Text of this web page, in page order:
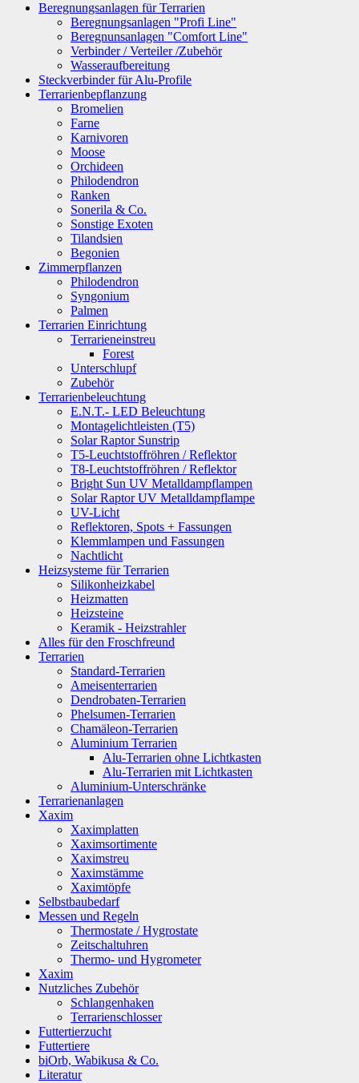
Beregnungsanlagen für Terrarien
Beregnungsanlagen "Profi Line"
Beregnunsanlagen "Comfort Line"
Verbinder / Verteiler /Zubehör
Wasseraufbereitung
Steckverbinder für Alu-Profile
Terrarienbepflanzung
Bromelien
Farne
Karnivoren
Moose
Orchideen
Philodendron
Ranken
Sonerila & Co.
Sonstige Exoten
Tilandsien
Begonien
Zimmerpflanzen
Philodendron
Syngonium
Palmen
Terrarien Einrichtung
Terrarieneinstreu
Forest
Unterschlupf
Zubehör
Terrarienbeleuchtung
E.N.T.- LED Beleuchtung
Montagelichtleisten (T5)
Solar Raptor Sunstrip
T5-Leuchtstoffröhren / Reflektor
T8-Leuchtstoffröhren / Reflektor
Bright Sun UV Metalldampflampen
Solar Raptor UV Metalldampflampe
UV-Licht
Reflektoren, Spots + Fassungen
Klemmlampen und Fassungen
Nachtlicht
Heizsysteme für Terrarien
Silikonheizkabel
Heizmatten
Heizsteine
Keramik - Heizstrahler
Alles für den Froschfreund
Terrarien
Standard-Terrarien
Ameisenterrarien
Dendrobaten-Terrarien
Phelsumen-Terrarien
Chamäleon-Terrarien
Aluminium Terrarien
Alu-Terrarien ohne Lichtkasten
Alu-Terrarien mit Lichtkasten
Aluminium-Unterschränke
Terrarienanlagen
Xaxim
Xaximplatten
Xaximsortimente
Xaximstreu
Xaximstämme
Xaximtöpfe
Selbstbaubedarf
Messen und Regeln
Thermostate / Hygrostate
Zeitschaltuhren
Thermo- und Hygrometer
Xaxim
Nutzliches Zubehör
Schlangenhaken
Terrarienschlosser
Futtertierzucht
Futtertiere
biOrb, Wabikusa & Co.
Literatur